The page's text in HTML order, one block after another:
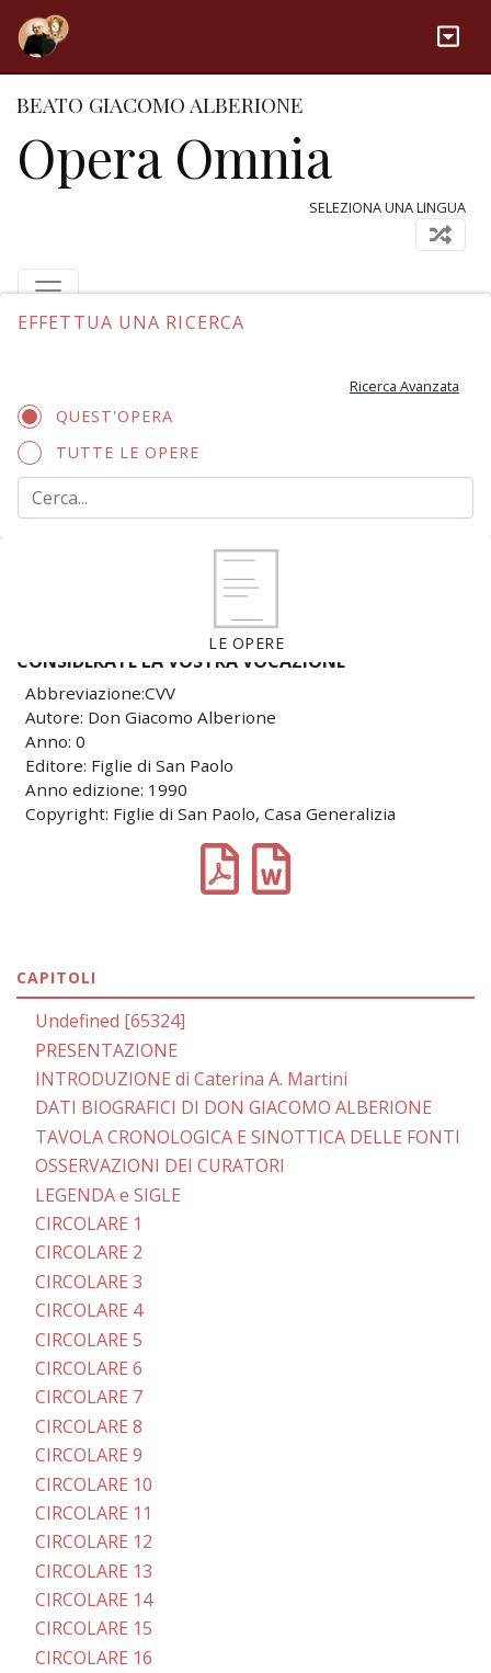
BEATO GIACOMO ALBERIONE
Opera Omnia
SELEZIONA UNA LINGUA
EFFETTUA UNA RICERCA
Ricerca Avanzata
QUEST'OPERA
TUTTE LE OPERE
LE OPERE
CONSIDERATE LA VOSTRA VOCAZIONE
Abbreviazione:CVV
Autore: Don Giacomo Alberione
Anno: 0
Editore: Figlie di San Paolo
Anno edizione: 1990
Copyright: Figlie di San Paolo, Casa Generalizia
CAPITOLI
Undefined [65324]
PRESENTAZIONE
INTRODUZIONE di Caterina A. Martini
DATI BIOGRAFICI DI DON GIACOMO ALBERIONE
TAVOLA CRONOLOGICA E SINOTTICA DELLE FONTI
OSSERVAZIONI DEI CURATORI
LEGENDA e SIGLE
CIRCOLARE 1
CIRCOLARE 2
CIRCOLARE 3
CIRCOLARE 4
CIRCOLARE 5
CIRCOLARE 6
CIRCOLARE 7
CIRCOLARE 8
CIRCOLARE 9
CIRCOLARE 10
CIRCOLARE 11
CIRCOLARE 12
CIRCOLARE 13
CIRCOLARE 14
CIRCOLARE 15
CIRCOLARE 16